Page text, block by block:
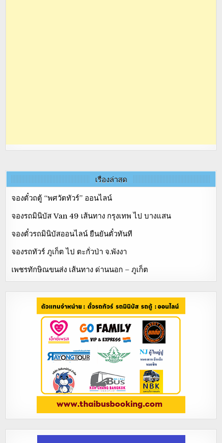
เรื่องล่าสุด
จองตั๋วถตู้ “พศวัตทัวร์” ออนไลน์
จองรถมินิบัส Van 49 เส้นทาง กรุงเทพ ไป บางแสน
จองตั๋วรถมินิบัสออนไลน์ ยืนยันตั๋วทันที
จองรถทัวร์ ภูเก็ต ไป ตะกั่วป่า จ.พังงา
เพชรทักษิณขนส่ง เส้นทาง ด่านนอก – ภูเก็ต